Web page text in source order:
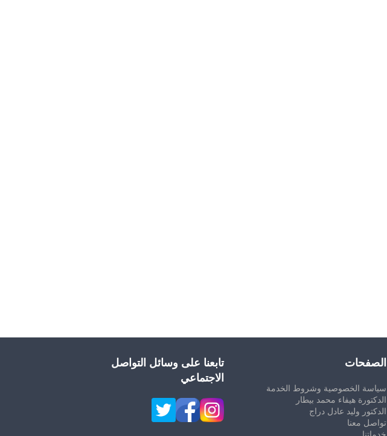
الصفحات
سياسة الخصوصية وشروط الخدمة
الدكتورة هيفاء محمد بيطار
الدكتور وليد عادل دراج
تواصل معنا
تابعنا على وسائل التواصل
الاجتماعي